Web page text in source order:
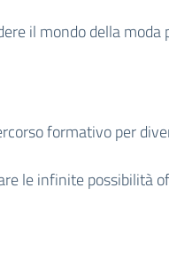
il mondo della moda
formativo per
le infinite possibilità